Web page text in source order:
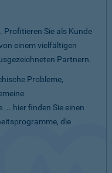
Profitieren Sie als Kunde
einem vielfältigen
Partnern.
Probleme,
hier finden Sie einen
die